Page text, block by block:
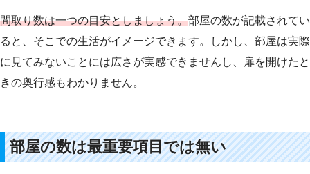
間取り数は一つの目安としましょう。部屋の数が記載されてい
ると、そこでの生活がイメージできます。しかし、部屋は実際
に見てみないことには広さが実感できませんし、扉を開けたと
きの奥行感もわかりません。
部屋の数は最重要項目では無い